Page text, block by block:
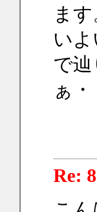
ます
い
で
ぁ・
Re: